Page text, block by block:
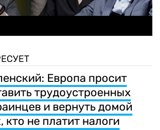
Европа просит
трудоустроенных
и вернуть домой
кто не платит налоги